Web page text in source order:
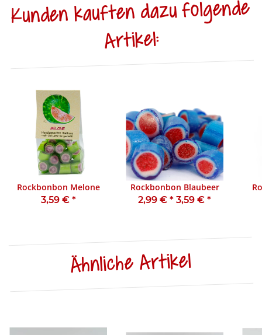
Kunden kauften dazu folgende
Artikel:
Rockbonbon Melone
3,59 € *
Rockbonbon Blaubeer
2,99 € * 3,59 € *
Ähnliche Artikel